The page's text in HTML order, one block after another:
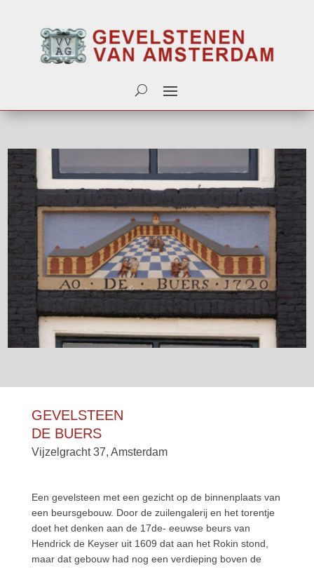
GEVELSTEEN
DE BUERS
Vijzelgracht 37, Amsterdam
Een gevelsteen met een gezicht op de binnenplaats van
een beursgebouw. Door de zuilengalerij en het torentje
doet het denken aan de 17de- eeuwse beurs van
Hendrick de Keyser uit 1609 dat aan het Rokin stond,
maar dat gebouw had nog een verdieping boven de